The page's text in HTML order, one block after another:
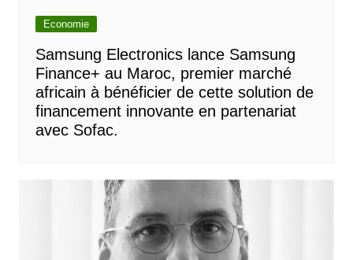
Economie
Samsung Electronics lance Samsung
Finance+ au Maroc, premier marché
africain à bénéficier de cette solution de
financement innovante en partenariat
avec Sofac.